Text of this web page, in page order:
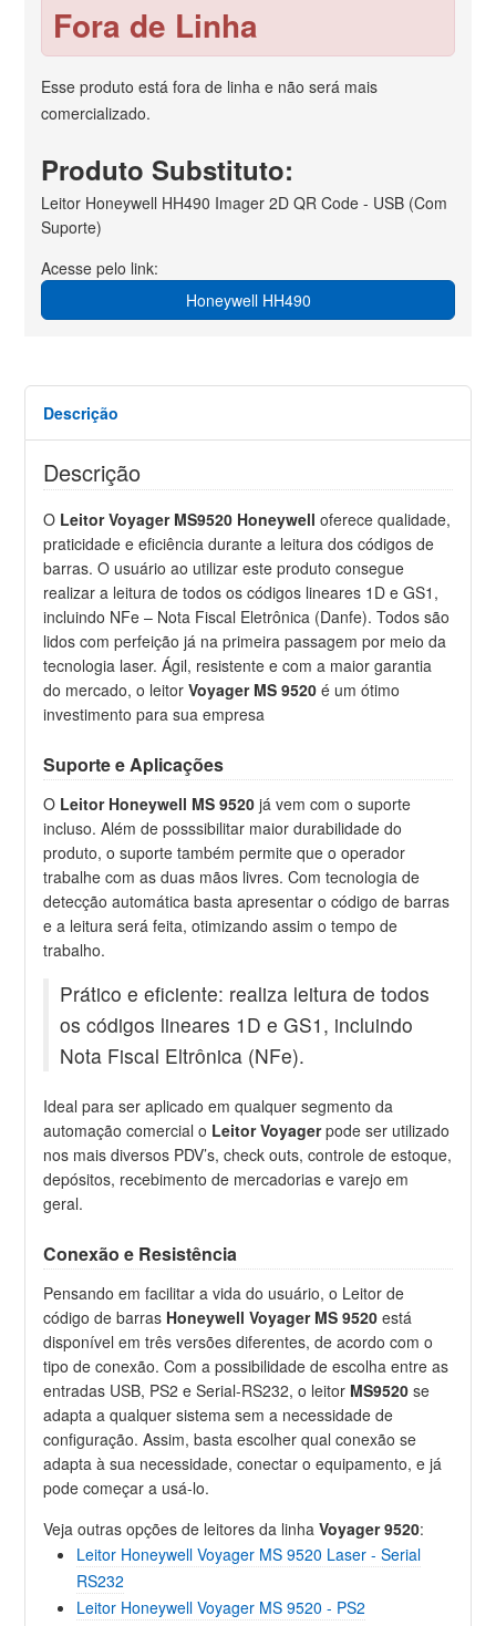
Fora de Linha
Esse produto está fora de linha e não será mais
comercializado.
Produto Substituto:
Leitor Honeywell HH490 Imager 2D QR Code - USB (Com
Suporte)
Acesse pelo link:
Honeywell HH490
Descrição
Descrição
O Leitor Voyager MS9520 Honeywelloferece qualidade,
praticidade e eficiência durante a leitura dos códigos de
barras. O usuário ao utilizar este produto consegue
realizar a leitura de todos os códigos lineares 1D e GS1,
incluindo NFe – Nota Fiscal Eletrônica (Danfe). Todos são
lidos com perfeição já na primeira passagem por meio da
tecnologia laser. Ágil, resistente e com a maior garantia
do mercado, o leitorVoyager MS 9520 é um ótimo
investimento para sua empresa
Suporte e Aplicações
O Leitor Honeywell MS 9520 já vem com o suporte
incluso. Além de posssibilitar maior durabilidade do
produto, o suporte também permite que o operador
trabalhe com as duas mãos livres. Com tecnologia de
detecção automática basta apresentar o código de barras
e a leitura será feita, otimizando assim o tempo de
trabalho.
Prático e eficiente: realiza leitura de todos
os códigos lineares 1D e GS1, incluindo
Nota Fiscal Eltrônica (NFe).
Ideal para ser aplicado em qualquer segmento da
automação comercial o Leitor Voyagerpode ser utilizado
nos mais diversos PDV’s, check outs, controle de estoque,
depósitos, recebimento de mercadorias e varejo em
geral.
Conexão e Resistência
Pensando em facilitar a vida do usuário, o Leitor de
código de barras Honeywell Voyager MS 9520 está
disponível em três versões diferentes, de acordo com o
tipo de conexão. Com a possibilidade de escolha entre as
entradas USB, PS2 e Serial-RS232, o leitor MS9520 se
adapta a qualquer sistema sem a necessidade de
configuração. Assim, basta escolher qual conexão se
adapta à sua necessidade, conectar o equipamento, e já
pode começar a usá-lo.
Veja outras opções de leitores da linhaVoyager 9520:
Leitor Honeywell Voyager MS 9520 Laser - Serial
RS232
Leitor Honeywell Voyager MS 9520 - PS2